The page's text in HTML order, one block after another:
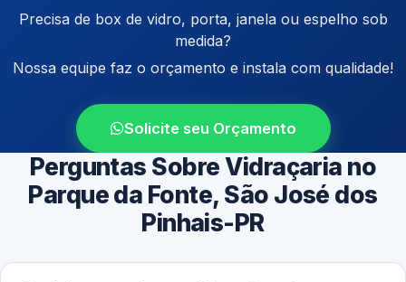
Precisa de box de vidro, porta, janela ou espelho sob
medida?
Nossa equipe faz o orçamento e instala com qualidade!
Solicite seu Orçamento
Perguntas Sobre Vidraçaria no
Parque da Fonte, São José dos
Pinhais-PR